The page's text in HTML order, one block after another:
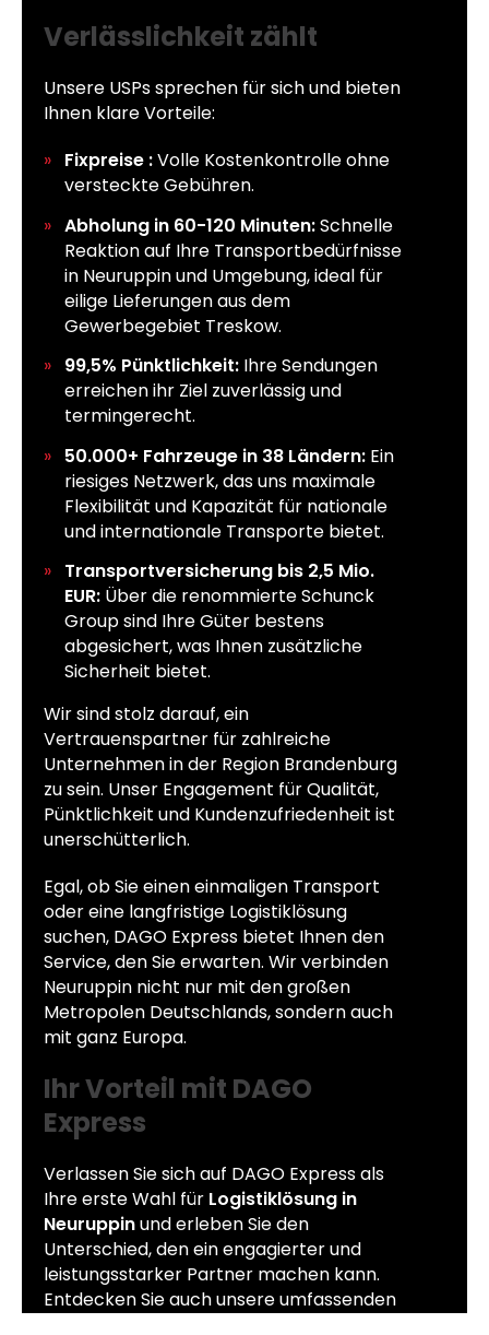
Verlässlichkeit zählt
Unsere USPs sprechen für sich und bieten
Ihnen klare Vorteile:
Fixpreise :Volle Kostenkontrolle ohne
versteckte Gebühren.
Abholung in 60-120 Minuten:Schnelle
Reaktion auf Ihre Transportbedürfnisse
in Neuruppin und Umgebung, ideal für
eilige Lieferungen aus dem
Gewerbegebiet Treskow.
99,5% Pünktlichkeit: Ihre Sendungen
erreichen ihr Ziel zuverlässig und
termingerecht.
50.000+ Fahrzeuge in 38 Ländern: Ein
riesiges Netzwerk, das uns maximale
Flexibilität und Kapazität für nationale
und internationale Transporte bietet.
Transportversicherung bis 2,5 Mio.
EUR: Über die renommierte Schunck
Group sind Ihre Güter bestens
abgesichert, was Ihnen zusätzliche
Sicherheit bietet.
Wir sind stolz darauf, ein
Vertrauenspartner für zahlreiche
Unternehmen in der Region Brandenburg
zu sein. Unser Engagement für Qualität,
Pünktlichkeit und Kundenzufriedenheit ist
unerschütterlich.
Egal, ob Sie einen einmaligen Transport
oder eine langfristige Logistiklösung
suchen, DAGO Express bietet Ihnen den
Service, den Sie erwarten. Wir verbinden
Neuruppin nicht nur mit den großen
Metropolen Deutschlands, sondern auch
mit ganz Europa.
Ihr Vorteil mit DAGO
Express
Verlassen Sie sich auf DAGO Express als
Ihre erste Wahl für Logistiklösung in
Neuruppinund erleben Sie den
Unterschied, den ein engagierter und
leistungsstarker Partner machen kann.
Entdecken Sie auch unsere umfassenden